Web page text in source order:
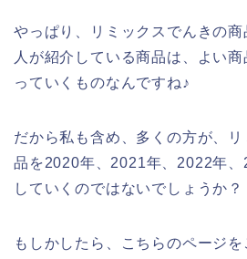
やっぱり、リミックスでんきの
人が紹介している商品は、よい
っていくものなんですね♪
だから私も含め、多くの方が、
品を2020年、2021年、2022年、
していくのではないでしょうか？
もしかしたら、こちらのページ